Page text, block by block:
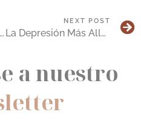
Monotarea vs. Multitarea: Técnicas Psicológicas para una Productividad Saludable
NEXT POST
La Depresión Más Allá del Estigma
a nuestro